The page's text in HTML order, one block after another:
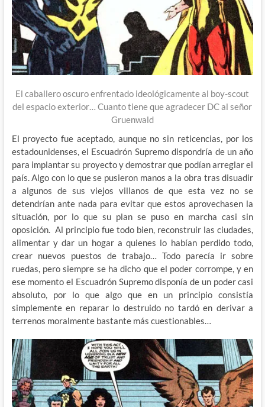
El caballero oscuro enfrentado ideológicamente al boy-scout
del espacio exterior… Cuanto tiene que agradecer DC al señor
Gruenwald
El proyecto fue aceptado, aunque no sin reticencias, por los
estadounidenses, el Escuadrón Supremo dispondría de un año
para implantar su proyecto y demostrar que podían arreglar el
país. Algo con lo que se pusieron manos a la obra tras disuadir
a algunos de sus viejos villanos de que esta vez no se
detendrían ante nada para evitar que estos aprovechasen la
situación, por lo que su plan se puso en marcha casi sin
oposición. Al principio fue todo bien, reconstruir las ciudades,
alimentar y dar un hogar a quienes lo habían perdido todo,
crear nuevos puestos de trabajo… Todo parecía ir sobre
ruedas, pero siempre se ha dicho que el poder corrompe, y en
ese momento el Escuadrón Supremo disponía de un poder casi
absoluto, por lo que algo que en un principio consistía
simplemente en reparar lo destruido no tardó en derivar a
terrenos moralmente bastante más cuestionables…